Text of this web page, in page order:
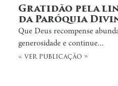
Gratidão pela
da Paróquia
Que Deus recompense
generosidade e continue...
« ver publicação »